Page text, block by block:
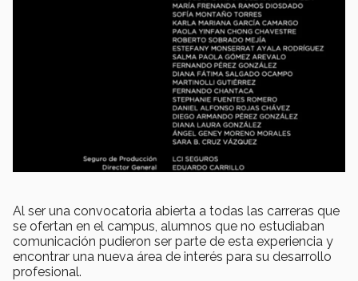
Al ser una convocatoria abierta a todas las carreras que
se ofertan en el campus, alumnos que no estudiaban
comunicación pudieron ser parte de esta experiencia y
encontrar una nueva área de interés para su desarrollo
profesional.